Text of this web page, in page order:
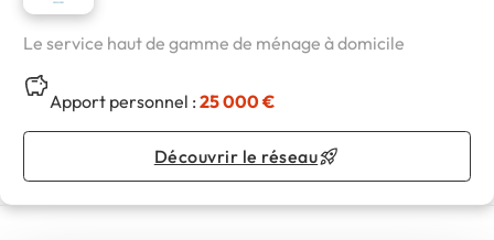
Le service haut de gamme de ménage à domicile
Apport personnel :25 000 €
Découvrir le réseau